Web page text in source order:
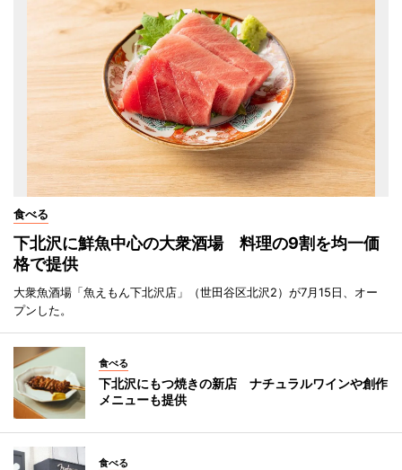
食べる
下北沢に鮮魚中心の大衆酒場 料理の9割を均一価
格で提供
大衆魚酒場「魚えもん下北沢店」（世田谷区北沢2）が7月15日、オー
プンした。
食べる
下北沢にもつ焼きの新店 ナチュラルワインや創作
メニューも提供
食べる